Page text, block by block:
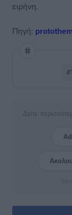
ειρήνη.
Πηγή:
Δείτε